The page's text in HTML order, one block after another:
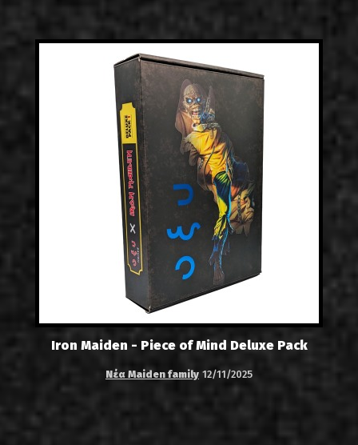
Iron Maiden - Piece of Mind Deluxe Pack
Νέα Maiden family 12/11/2025